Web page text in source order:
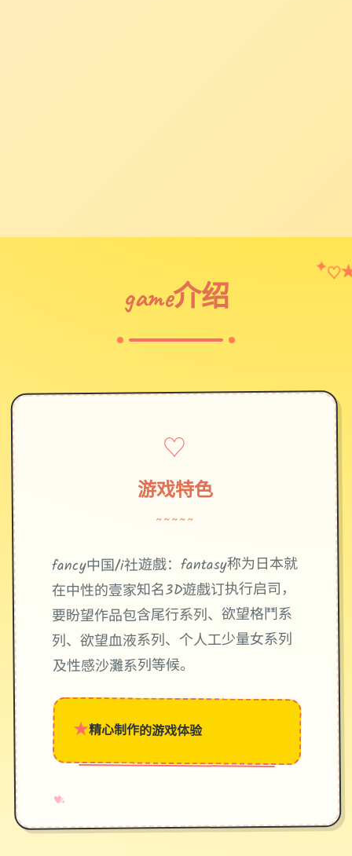
game介绍
✦♡
♡
游戏特色
~~~~~
fancy中国/i社遊戲：fantasy称为日本就
在中性的壹家知名3D遊戲订执行启司，
要盼望作品包含尾行系列、欲望格鬥系
列、欲望血液系列、个人工少量女系列
及性感沙灘系列等候。
★精心制作的游戏体验
♥
✧
→